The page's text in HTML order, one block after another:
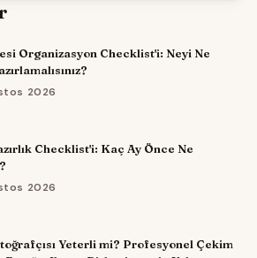
Organizasyon Checklist'i: Neyi Ne
2026
Checklist'i: Kaç Ay Önce Ne
2026
Yeterli mi? Profesyonel Çekim